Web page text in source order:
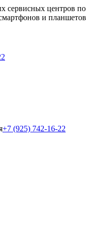
сервисных центров по
и планшетов
+7 (925) 742-16-22